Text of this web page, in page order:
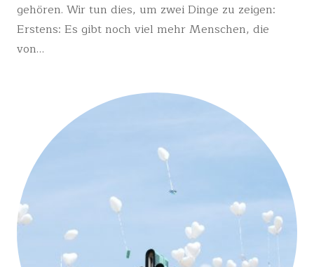
gehören. Wir tun dies, um zwei Dinge zu zeigen:
Erstens: Es gibt noch viel mehr Menschen, die
von…